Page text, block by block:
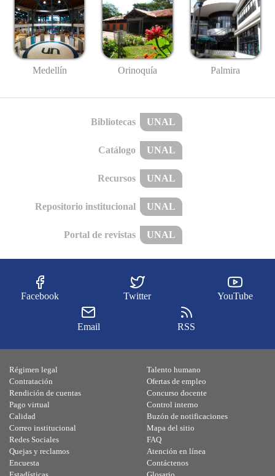
Medellín Orinoquía Palmira
Bibliotecas UNAL
Catálogo UNAL
Recursos UNAL
Repositorio institucional UNAL
Portal de revistas UNAL
Facebook Twitter YouTube
Email RSS
Régimen legal
Contratación
Rendición de cuentas
Pago virtual
Calidad
Talento humano
Ofertas de empleo
Concurso docente
Control interno
Buzón de notificaciones
Correo institucional
Redes Sociales
Quejas y reclamos
Encuesta
Mapa del sitio
FAQ
Atención en línea
Contáctenos